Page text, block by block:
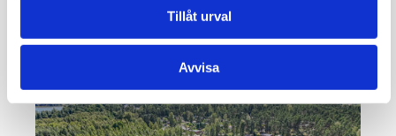
Tillåt urval
Avvisa